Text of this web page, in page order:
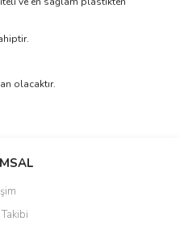
olacaktır.
siz yapın!
görüntülenemiyor.